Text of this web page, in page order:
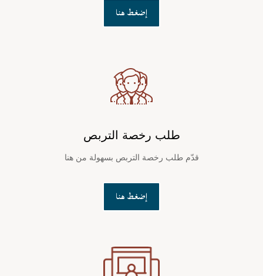
إضغط هنا
طلب رخصة التربص
قدّم طلب رخصة التربص بسهولة من هنا
إضغط هنا